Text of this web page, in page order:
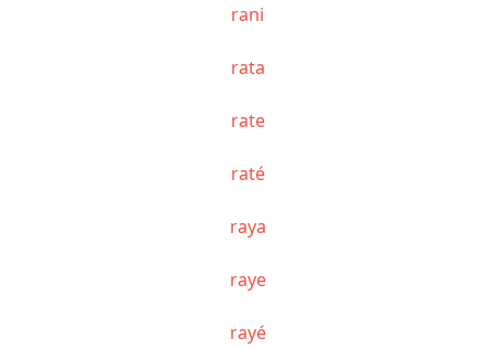
rani
rata
rate
raté
raya
raye
rayé